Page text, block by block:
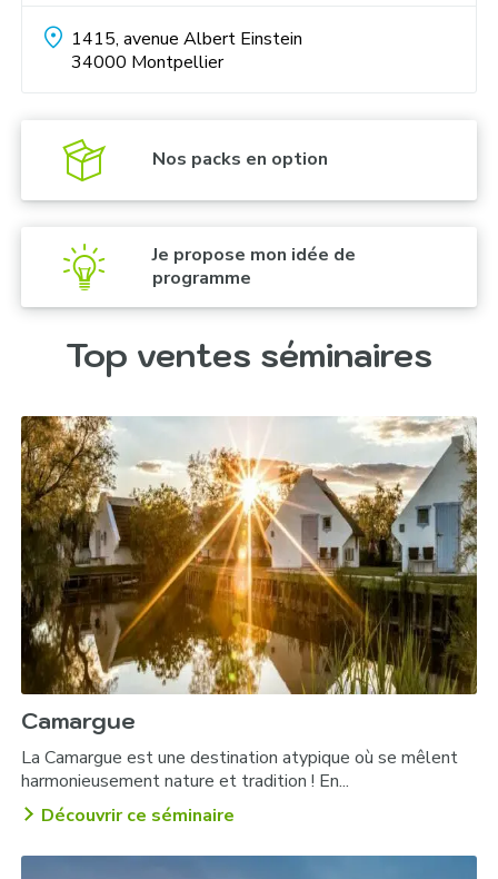
Château d’Edimbourg :
Soirée de gala sur le Britannia :
Soirée traditionnelle écossaise :
1415, avenue Albert Einstein
34000 Montpellier
Nos packs en option
Je propose mon idée de
programme
Top ventes séminaires
Camargue
La Camargue est une destination atypique où se mêlent
harmonieusement nature et tradition ! En...
Découvrir ce séminaire